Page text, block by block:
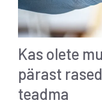
Kas olete
pärast
teadma